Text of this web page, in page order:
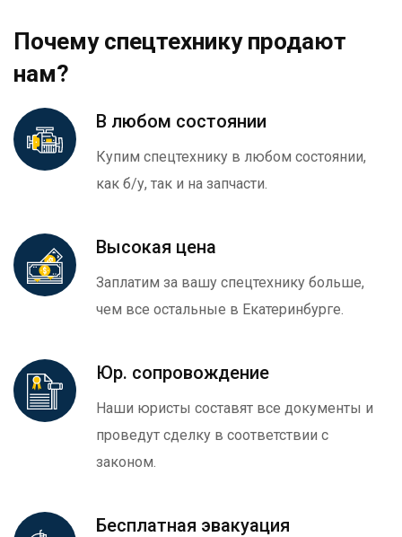
Почему спецтехнику продают
нам?
В любом состоянии
Купим спецтехнику в любом состоянии,
как б/у, так и на запчасти.
Высокая цена
Заплатим за вашу спецтехнику больше,
чем все остальные в Екатеринбурге.
Юр. сопровождение
Наши юристы составят все документы и
проведут сделку в соответствии с
законом.
Бесплатная эвакуация